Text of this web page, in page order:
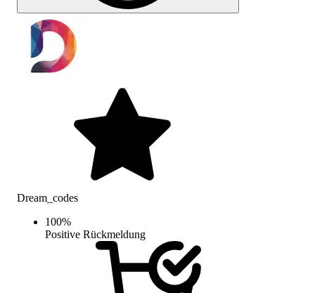
Dream_codes
100%
Positive Rückmeldung